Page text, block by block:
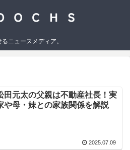
ニュースメディア。
田元太の父親は不動産社長！実
や母・妹との家族関係を解説
2025.07.09